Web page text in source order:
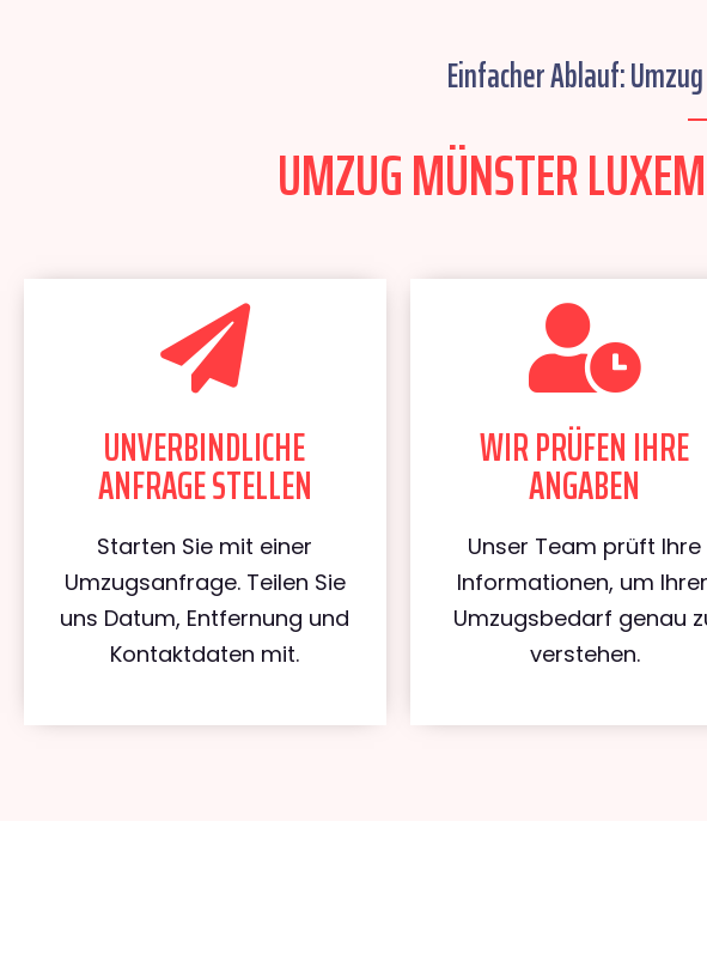
Einfacher Ablauf:
UMZUG MÜNSTER
UNVERBINDLICHE
ANFRAGE STELLEN
Starten Sie mit einer
Umzugsanfrage. Teilen Sie
uns Datum, Entfernung und
Kontaktdaten mit.
WIR PRÜFEN IHRE
ANGABEN
Unser Team prüft Ihre
Informationen, um
Umzugsbedarf genau
verstehen.